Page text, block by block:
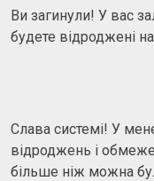
Ви загинули! У вас
будете відроджені
Слава системі! У
відроджень і
більше ніж можна